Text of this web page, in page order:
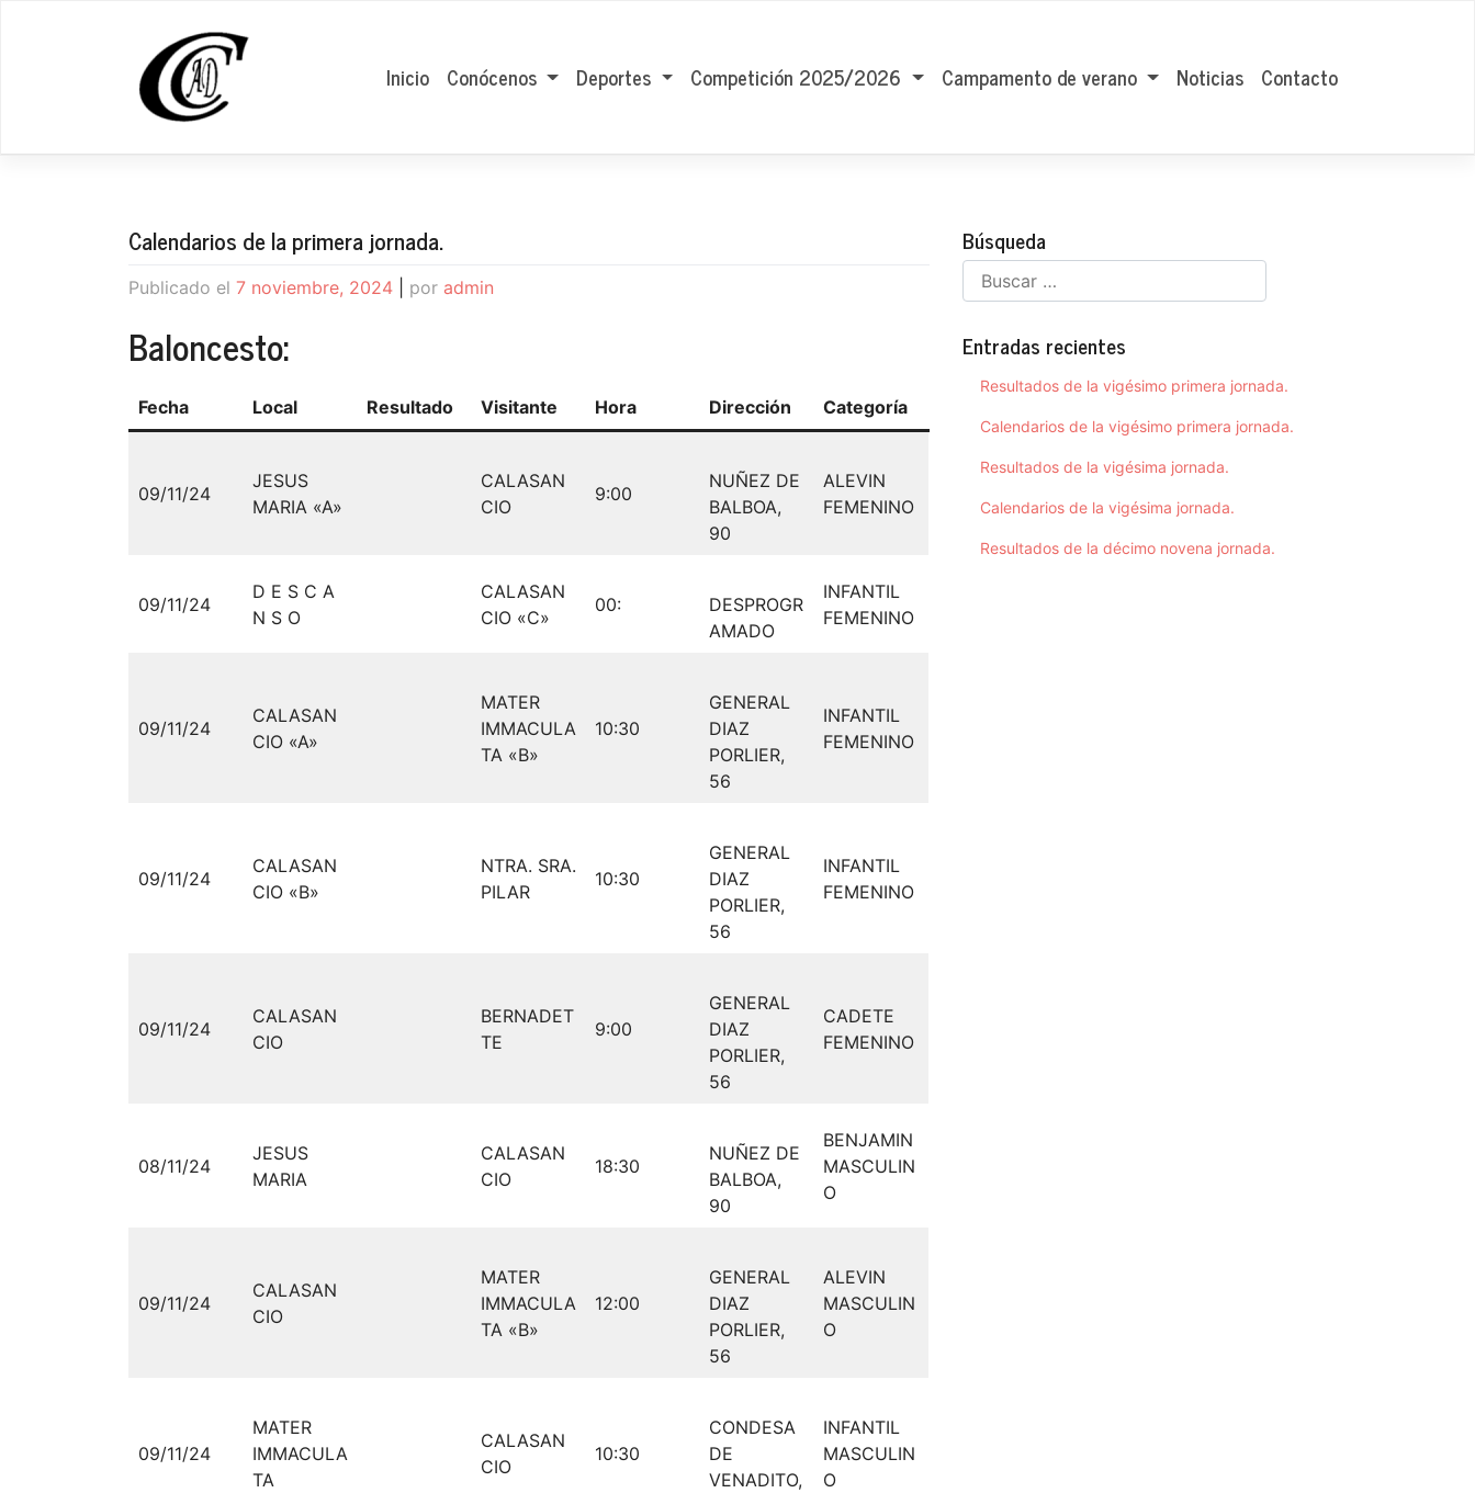
Inicio Conócenos Deportes Competición 2025/2026 Campamento de verano Noticias Contacto
Calendarios de la primera jornada.
Publicado el 7 noviembre, 2024 por admin
Baloncesto:
Fecha Local Resultado Visitante Hora Dirección Categoría
09/11/24
JESUS
MARIA «A»
CALASAN
CIO
9:00
NUÑEZ DE
BALBOA,
90
ALEVIN
FEMENINO
09/11/24
D E S C A
N S O
CALASAN
CIO «C»
00:
DESPROGR
AMADO
INFANTIL
FEMENINO
09/11/24
CALASAN
CIO «A»
MATER
IMMACULA
TA «B»
10:30
GENERAL
DIAZ
PORLIER,
56
INFANTIL
FEMENINO
09/11/24
CALASAN
CIO «B»
NTRA. SRA.
PILAR
10:30
GENERAL
DIAZ
PORLIER,
56
INFANTIL
FEMENINO
09/11/24
CALASAN
CIO
BERNADET
TE
9:00
GENERAL
DIAZ
PORLIER,
56
CADETE
FEMENINO
08/11/24
JESUS
MARIA
CALASAN
CIO
18:30
NUÑEZ DE
BALBOA,
90
BENJAMIN
MASCULIN
O
09/11/24
CALASAN
CIO
MATER
IMMACULA
TA «B»
12:00
GENERAL
DIAZ
PORLIER,
56
ALEVIN
MASCULIN
O
09/11/24
MATER
IMMACULA
TA
CALASAN
CIO
10:30
CONDESA
DE
VENADITO,
INFANTIL
MASCULIN
O
Búsqueda
Entradas recientes
Resultados de la vigésimo primera jornada.
Calendarios de la vigésimo primera jornada.
Resultados de la vigésima jornada.
Calendarios de la vigésima jornada.
Resultados de la décimo novena jornada.